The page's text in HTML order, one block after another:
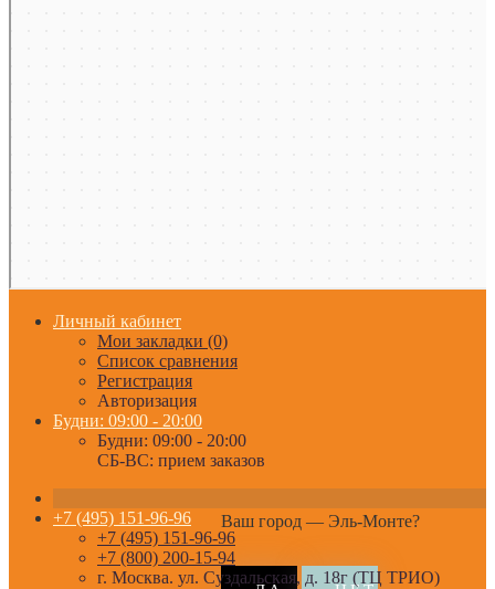
Личный кабинет
Мои закладки (0)
Список сравнения
Регистрация
Авторизация
Будни: 09:00 - 20:00
Будни: 09:00 - 20:00
СБ-ВС: прием заказов
Ваш город — Эль-Монте?
+7 (495) 151-96-96
+7 (495) 151-96-96
+7 (800) 200-15-94
г. Москва. ул. Суздальская, д. 18г (ТЦ ТРИО)